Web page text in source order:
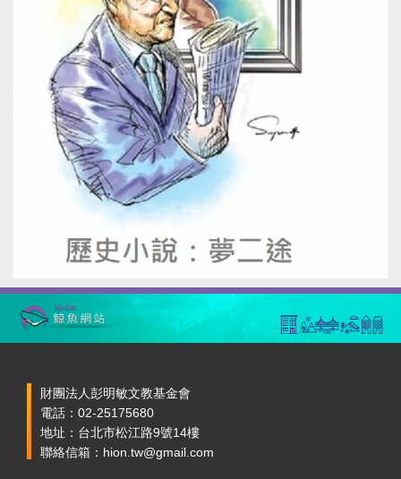
財團法人彭明敏文教基金會
電話：02-25175680
地址：台北市松江路9號14樓
聯絡信箱：hion.tw@gmail.com